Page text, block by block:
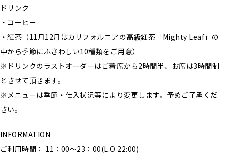
ドリンク
・コーヒー
・紅茶（11月12月はカリフォルニアの高級紅茶「Mighty Leaf」の
中から季節にふさわしい10種類をご用意）
※ドリンクのラストオーダーはご着席から2時間半、お席は3時間制
とさせて頂きます。
※メニューは季節・仕入状況等により変更します。予めご了承くだ
さい。
INFORMATION
ご利用時間： 11：00～23：00(L.O 22:00)